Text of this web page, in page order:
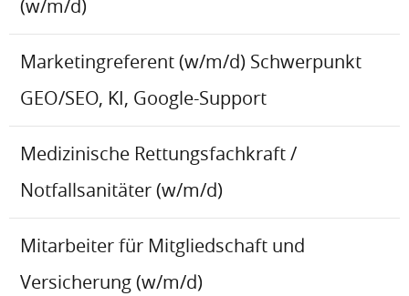
(w/m/d)
Marketingreferent (w/m/d) Schwerpunkt
GEO/SEO, KI, Google-Support
Medizinische Rettungsfachkraft /
Notfallsanitäter (w/m/d)
Mitarbeiter für Mitgliedschaft und
Versicherung (w/m/d)